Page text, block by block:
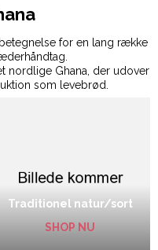
for en lang række
nordlige Ghana, der udover
som levebrød.
Traditionel natur/sort
SHOP NU